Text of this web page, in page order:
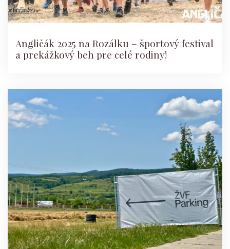
Angličák 2025 na Rozálku – športový festival
a prekážkový beh pre celé rodiny!